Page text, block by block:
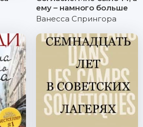
ему – намного больше
Ванесса Спрингора